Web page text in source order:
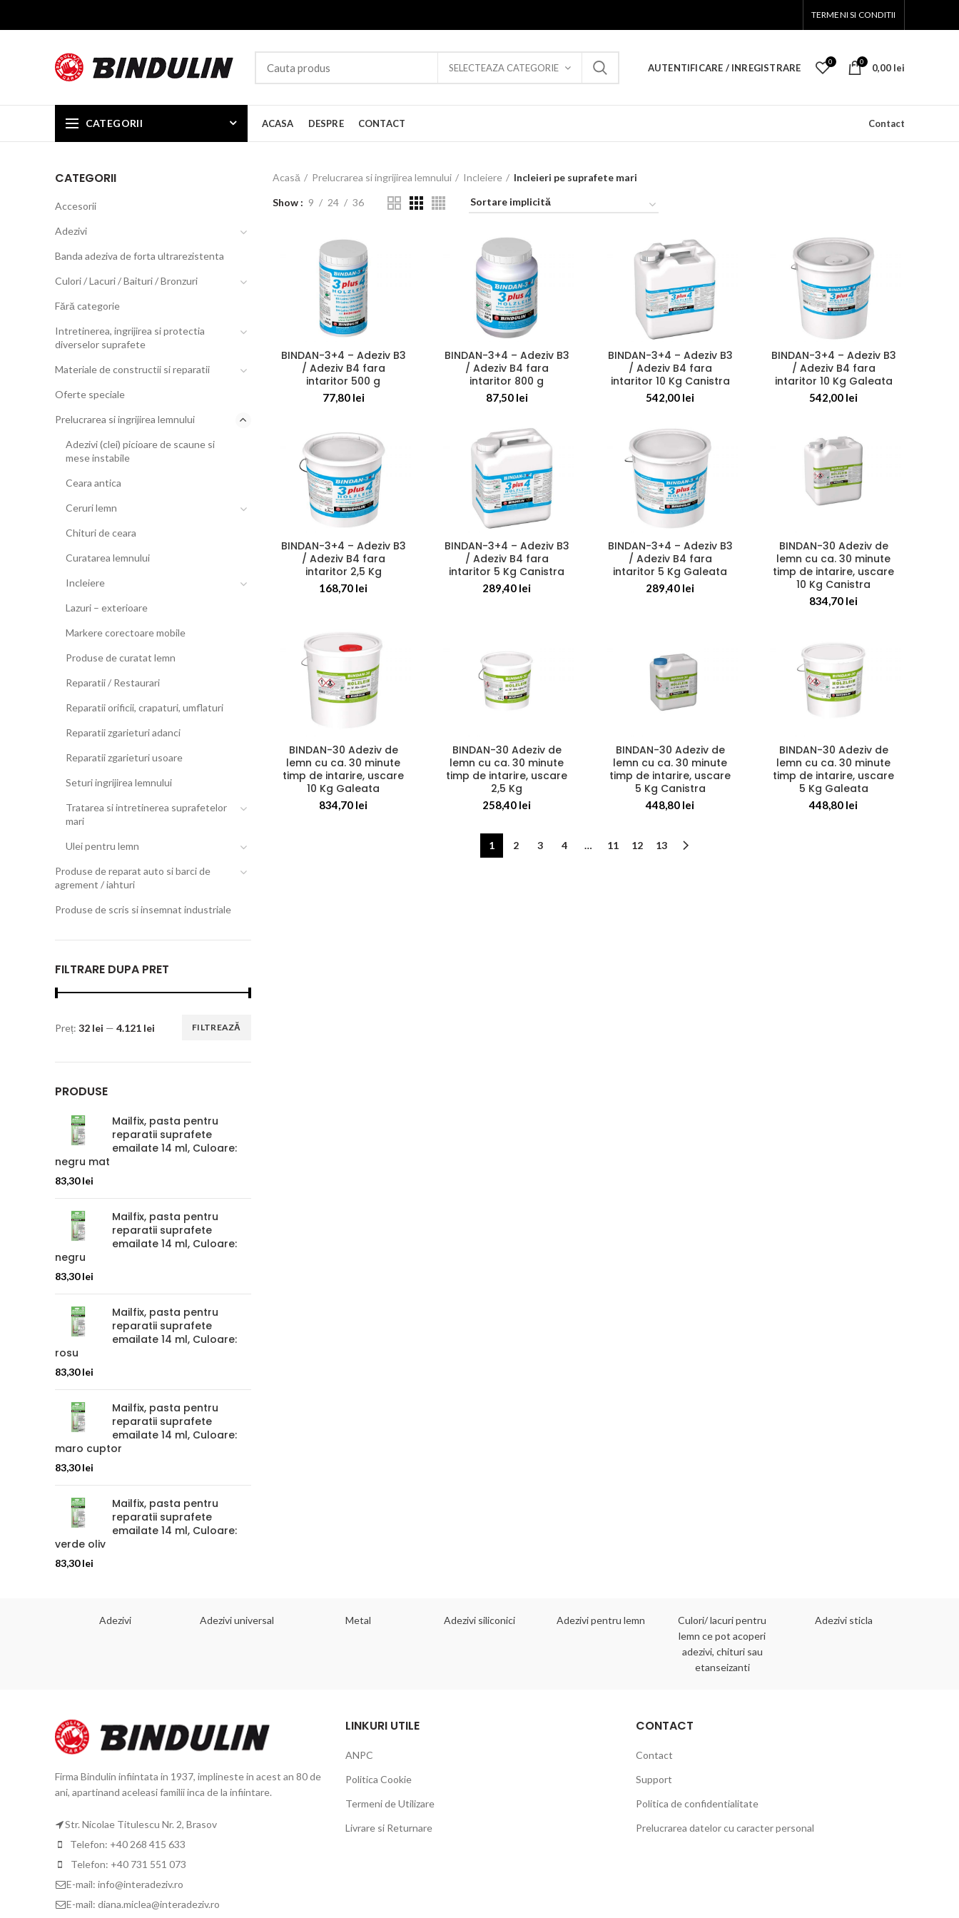
TERMENI SI CONDITII
SELECTEAZA CATEGORIE AUTENTIFICARE / INREGISTRARE
0 0
0,00 lei
CATEGORII ACASA DESPRE CONTACT Contact
Acasă Prelucrarea si ingrijirea lemnului Incleiere Incleieri pe suprafete mari
Show 9 24 36
BINDAN-3+4 – Adeziv B3
/ Adeziv B4 fara
intaritor 500 g
77,80 lei
BINDAN-3+4 – Adeziv B3
/ Adeziv B4 fara
intaritor 800 g
87,50 lei
BINDAN-3+4 – Adeziv B3
/ Adeziv B4 fara
intaritor 10 Kg Canistra
542,00 lei
BINDAN-3+4 – Adeziv B3
/ Adeziv B4 fara
intaritor 10 Kg Galeata
542,00 lei
BINDAN-3+4 – Adeziv B3
/ Adeziv B4 fara
intaritor 2,5 Kg
168,70 lei
BINDAN-3+4 – Adeziv B3
/ Adeziv B4 fara
intaritor 5 Kg Canistra
289,40 lei
BINDAN-3+4 – Adeziv B3
/ Adeziv B4 fara
intaritor 5 Kg Galeata
289,40 lei
BINDAN-30 Adeziv de
lemn cu ca. 30 minute
timp de intarire, uscare
10 Kg Canistra
834,70 lei
BINDAN-30 Adeziv de
lemn cu ca. 30 minute
timp de intarire, uscare
10 Kg Galeata
834,70 lei
BINDAN-30 Adeziv de
lemn cu ca. 30 minute
timp de intarire, uscare
2,5 Kg
258,40 lei
BINDAN-30 Adeziv de
lemn cu ca. 30 minute
timp de intarire, uscare
5 Kg Canistra
448,80 lei
BINDAN-30 Adeziv de
lemn cu ca. 30 minute
timp de intarire, uscare
5 Kg Galeata
448,80 lei
1 2 3 4 … 11 12 13
CATEGORII
Accesorii
Adezivi
Banda adeziva de forta ultrarezistenta
Culori / Lacuri / Baituri / Bronzuri
Fără categorie
Intretinerea, ingrijirea si protectia
diverselor suprafete
Materiale de constructii si reparatii
Oferte speciale
Prelucrarea si ingrijirea lemnului
Adezivi (clei) picioare de scaune si
mese instabile
Ceara antica
Ceruri lemn
Chituri de ceara
Curatarea lemnului
Incleiere
Lazuri – exterioare
Markere corectoare mobile
Produse de curatat lemn
Reparatii / Restaurari
Reparatii orificii, crapaturi, umflaturi
Reparatii zgarieturi adanci
Reparatii zgarieturi usoare
Seturi ingrijirea lemnului
Tratarea si intretinerea suprafetelor
mari
Ulei pentru lemn
Produse de reparat auto si barci de
agrement / iahturi
Produse de scris si insemnat industriale
FILTRARE DUPA PRET
FILTREAZĂ
Preț: 32 lei — 4.121 lei
PRODUSE
Mailfix, pasta pentru
reparatii suprafete
emailate 14 ml, Culoare:
negru mat
83,30lei
Mailfix, pasta pentru
reparatii suprafete
emailate 14 ml, Culoare:
negru
83,30lei
Mailfix, pasta pentru
reparatii suprafete
emailate 14 ml, Culoare:
rosu
83,30lei
Mailfix, pasta pentru
reparatii suprafete
emailate 14 ml, Culoare:
maro cuptor
83,30lei
Mailfix, pasta pentru
reparatii suprafete
emailate 14 ml, Culoare:
verde oliv
83,30lei
Adezivi Adezivi universal Metal Adezivi siliconici Adezivi pentru lemn
Culori/ lacuri pentru
lemn ce pot acoperi
adezivi, chituri sau
etanseizanti
Adezivi sticla
Firma Bindulin infiintata in 1937, implineste in acest an 80 de
ani, apartinand aceleasi familii inca de la infiintare.
Str. Nicolae Titulescu Nr. 2, Brasov
Telefon: +40 268 415 633
Telefon: +40 731 551 073
E-mail: info@interadeziv.ro
E-mail: diana.miclea@interadeziv.ro
LINKURI UTILE
ANPC
Politica Cookie
Termeni de Utilizare
Livrare si Returnare
CONTACT
Contact
Support
Politica de confidentialitate
Prelucrarea datelor cu caracter personal